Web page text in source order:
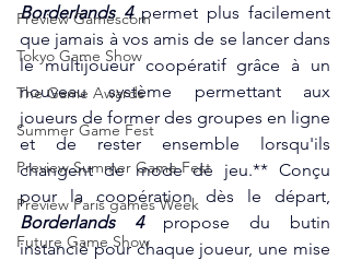
Preview Gamescom
Tokyo Game Show
The Game Awards
Summer Game Fest
Preview Summer Game Fest
Preview Paris games Week
Future Game Show
Borderlands 4 permet plus facilement
que jamais à vos amis de se lancer dans
le multijoueur coopératif grâce à un
nouveau système permettant aux
joueurs de former des groupes en ligne
et de rester ensemble lorsqu'ils
changent de mode de jeu.** Conçu
Borderlands 4 propose du butin
instancié pour chaque joueur, une mise